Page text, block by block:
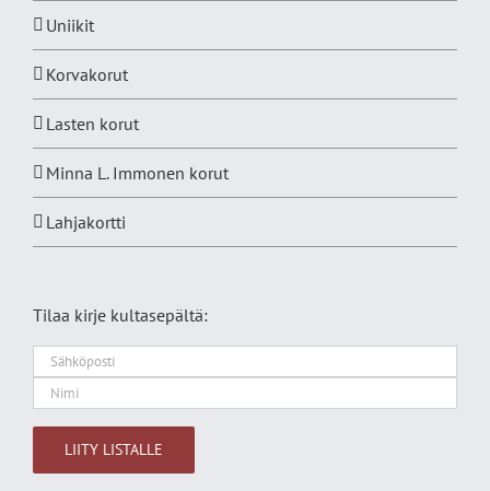
Uniikit
Korvakorut
Lasten korut
Minna L. Immonen korut
Lahjakortti
Tilaa kirje kultasepältä: